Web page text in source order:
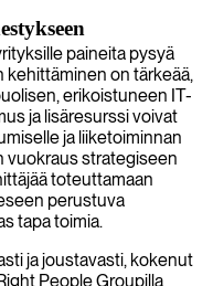
paineita pysyä
kehittäminen on tärkeää,
erikoistuneen IT-
ja lisäresurssi voivat
ja liiketoiminnan
vuokraus strategiseen
toteuttamaan
perustuva
tapa toimia.
ja joustavasti, kokenut
People Groupilla